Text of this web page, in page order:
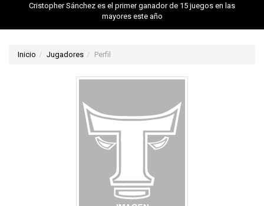
Cristopher Sánchez es el primer ganador de 15 juegos en las
mayores este año
Inicio Jugadores Perfil